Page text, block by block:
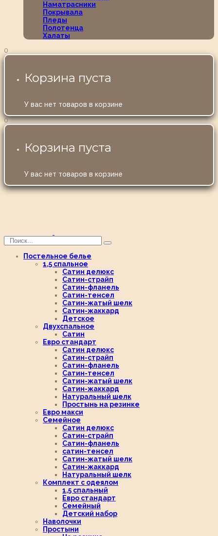
Наматрасники
Покрывала
Пледы
Полотенца
Халаты
0
Корзина пуста
У вас нет товаров в корзине
0
Корзина пуста
У вас нет товаров в корзине
Постельное белье
1,5 спальное
Сатин делюкс
Сатин-страйп
Сатин-фланель
Сатин-тенсел
Сатин-жатый шелк
Сатин-жаккард
Детское
Двухспальное
Сатин
Евро стандарт
Сатин делюкс
Сатин-страйп
Сатин-фланель
Сатин-тенсел
Сатин-жатый шелк
Сатин-жаккард
Натуральный шелк
Простынь на резинке
Евро макси
Семейное
Сатин делюкс
Сатин-страйп
Сатин-фланель
сатин-тенсел
Сатин-жатый шелк
Сатин-жаккард
Натуральный шелк
Комплект с одеялом
1,5 спальный
Евро стандарт
Семейный
Детский набор
Наволочки
Простыни